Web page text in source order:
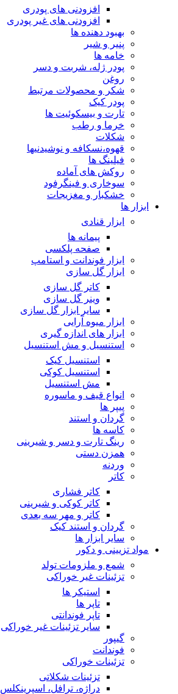
افزودنی های پودری
افزودنی های غیر پودری
بهبود دهنده ها
پنیر و شیر
خامه ها
پودر ژله، شربت و دسر
روغن
شکر و محصولات مرتبط
پودر کیک
تارت و بیسکوئیت ها
خرما و رطب
شکلات
قهوه،نسکافه و نوشیدنیها
فیلینگ ها
روکش های آماده
سوخاری و فینگرفود
خشکبار و مغزیجات
ابزار ها
ابزار قنادی
پیمانه ها
صفحه پلکسی
ابزار فوندانت و استامپ
ابزار گل سازی
کاتر گل سازی
وینر گل سازی
سایر ابزار گل سازی
ابزار میوه آرایی
ابزار های اندازه گیری
استنسیل و مش استنسیل
استنسیل کیک
استنسیل کوکی
مش استنسیل
انواع قیف و ماسوره
پیپر ها
گردان و استند
کاسه ها
رینگ تارت و دسر و شیرینی
همزن دستی
وردنه
کاتر
کاتر فشاری
کاتر کوکی و شیرینی
کاتر و مهر سه بعدی
گردان و استند کیک
سایر ابزار ها
مواد تزیینی و دکور
شمع و ملزومات تولد
تزئینات غیر خوراکی
استیکر ها
تاپر ها
تاپر فوندانتی
سایر تزئینات غیر خوراکی
گیپور
فوندانت
تزئینات خوراکی
تزئینات شکلاتی
دراژه، ترافل، اسپرینکلس